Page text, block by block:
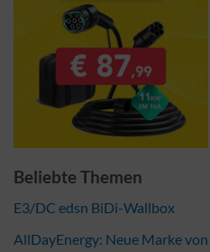
Beliebte Themen
E3/DC edsn BiDi-Wallbox
AllDayEnergy: Neue Marke